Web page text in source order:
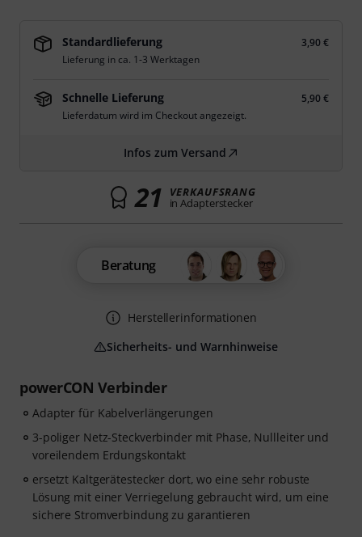
powerCON Verbinder
Adapter für Kabelverlängerungen
3-poliger Netz-Steckverbinder mit Phase, Nullleiter und
voreilendem Erdungskontakt
ersetzt Kaltgerätestecker dort, wo eine sehr robuste
Lösung mit einer Verriegelung gebraucht wird, um eine
sichere Stromverbindung zu garantieren
Standardlieferung
3,90 €
Lieferung in ca. 1-3 Werktagen
Schnelle Lieferung
5,90 €
Lieferdatum wird im Checkout angezeigt.
Infos zum Versand
21 VERKAUFSRANG
in Adapterstecker
Beratung
Herstellerinformationen
Sicherheits- und Warnhinweise